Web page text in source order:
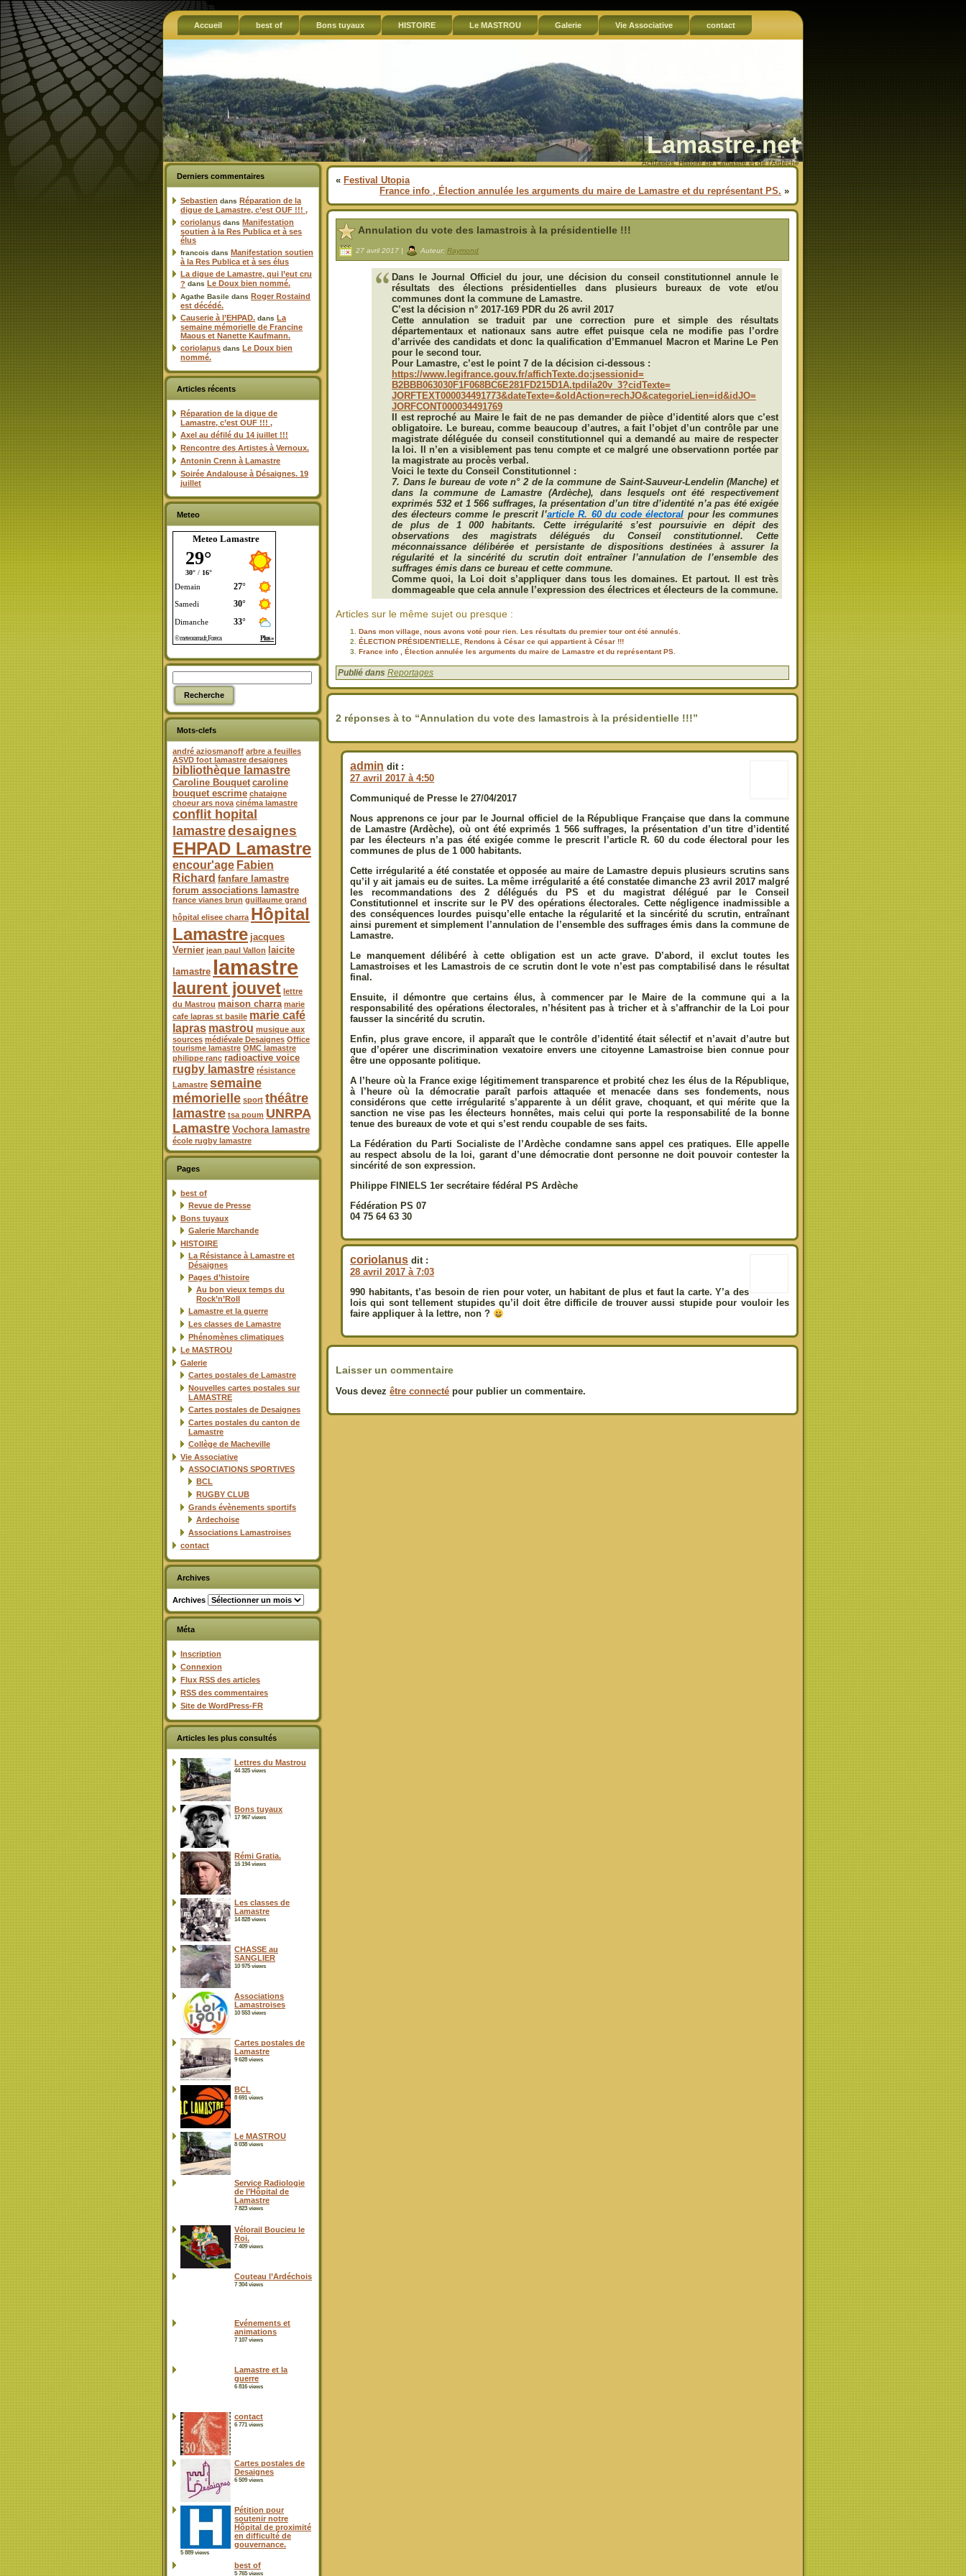
Accueil best of Bons tuyaux HISTOIRE Le MASTROU Galerie Vie Associative contact
Lamastre.net
Actualités, Histoire de Lamastre et de l'Ardèche
Derniers commentaires
Sebastien dans Réparation de la
digue de Lamastre, c’est OUF !!! ,
coriolanus dans Manifestation
soutien à la Res Publica et à ses
élus
francois dans Manifestation soutien
à la Res Publica et à ses élus
La digue de Lamastre, qui l’eut cru
? dans Le Doux bien nommé.
Agathe Basile dans Roger Rostaind
est décédé.
Causerie à l’EHPAD. dans La
semaine mémorielle de Francine
Maous et Nanette Kaufmann.
coriolanus dans Le Doux bien
nommé.
Articles récents
Réparation de la digue de
Lamastre, c’est OUF !!! ,
Axel au défilé du 14 juillet !!!
Rencontre des Artistes à Vernoux.
Antonin Crenn à Lamastre
Soirée Andalouse à Désaignes. 19
juillet
Meteo
Meteo Lamastre
Mots-clefs
andré aziosmanoff arbre a feuilles
ASVD foot lamastre desaignes
bibliothèque lamastre
Caroline Bouquet caroline
bouquet escrime chataigne
choeur ars nova cinéma lamastre
conflit hopital
lamastredesaignes
EHPAD Lamastre
encour'age Fabien
Richard fanfare lamastre
forum associations lamastre
france vianes brun guillaume grand
hôpital elisee charra Hôpital
Lamastre jacques
Vernier jean paul Vallon
laicite
lamastre lamastre
laurent jouvet lettre
du Mastrou maison charra marie
cafe lapras st basile marie café
lapras mastrou musique aux
sources médiévale Desaignes Office
tourisme lamastre OMC lamastre
philippe ranc radioactive voice
rugby lamastre résistance
Lamastre semaine
mémorielle sport théâtre
lamastre tsa poum UNRPA
Lamastre Vochora lamastre
école rugby lamastre
Pages
best of
Revue de Presse
Bons tuyaux
Galerie Marchande
HISTOIRE
La Résistance à Lamastre et
Désaignes
Pages d’histoire
Au bon vieux temps du
Rock’n’Roll
Lamastre et la guerre
Les classes de Lamastre
Phénomènes climatiques
Le MASTROU
Galerie
Cartes postales de Lamastre
Nouvelles cartes postales sur
LAMASTRE
Cartes postales de Desaignes
Cartes postales du canton de
Lamastre
Collège de Macheville
Vie Associative
ASSOCIATIONS SPORTIVES
BCL
RUGBY CLUB
Grands évènements sportifs
Ardechoise
Associations Lamastroises
contact
Archives
Archives
Méta
Inscription
Connexion
Flux RSS des articles
RSS des commentaires
Site de WordPress-FR
Articles les plus consultés
Lettres du Mastrou
44 325 views
Bons tuyaux
17 967 views
Rémi Gratia.
16 194 views
Les classes de
Lamastre
14 828 views
CHASSE au
SANGLIER
10 975 views
Associations
Lamastroises
10 553 views
Cartes postales de
Lamastre
9 628 views
BCL
8 691 views
Le MASTROU
8 038 views
Service Radiologie
de l’Hôpital de
Lamastre
7 823 views
Vélorail Boucieu le
Roi.
7 409 views
Couteau l’Ardéchois
7 304 views
Evénements et
animations
7 107 views
Lamastre et la
guerre
6 816 views
contact
6 771 views
Cartes postales de
Desaignes
6 509 views
Pétition pour
soutenir notre
Hôpital de proximité
en difficulté de
gouvernance.
5 889 views
best of
5 765 views
« Festival Utopia
France info , Élection annulée les arguments du maire de Lamastre et du représentant PS. »
Annulation du vote des lamastrois à la présidentielle !!!
27 avril 2017 | Auteur: Raymond
Dans le Journal Officiel du jour, une décision du conseil constitutionnel annule le
résultats des élections présidentielles dans plusieurs bureaux de vote et/ou
communes dont la commune de Lamastre.
C’est la décision n° 2017-169 PDR du 26 avril 2017
Cette annulation se traduit par une correction pure et simple des résultats
départementaux et nationaux sans autre effet puisque cela ne modifie pas l’ordre
d’arrivée des candidats et donc la qualification d’Emmanuel Macron et Marine Le Pen
pour le second tour.
Pour Lamastre, c’est le point 7 de la décision ci-dessous :
https://www.legifrance.gouv.fr/affichTexte.do;jsessionid=
B2BBB063030F1F068BC6E281FD215D1A.tpdila20v_3?cidTexte=
JORFTEXT000034491773&dateTexte=&oldAction=rechJO&categorieLien=id&idJO=
JORFCONT000034491769
Il est reproché au Maire le fait de ne pas demander de pièce d’identité alors que c’est
obligatoire. Le bureau, comme beaucoup d’autres, a fait l’objet d’un contrôle par une
magistrate déléguée du conseil constitutionnel qui a demandé au maire de respecter
la loi. Il n’en a visiblement pas tenu compte et ce malgré une observationn portée par
la magistrate au procès verbal.
Voici le texte du Conseil Constitutionnel :
7. Dans le bureau de vote n° 2 de la commune de Saint-Sauveur-Lendelin (Manche) et
dans la commune de Lamastre (Ardèche), dans lesquels ont été respectivement
exprimés 532 et 1 566 suffrages, la présentation d’un titre d’identité n’a pas été exigée
des électeurs comme le prescrit l’article R. 60 du code électoral pour les communes
de plus de 1 000 habitants. Cette irrégularité s’est poursuivie en dépit des
observations des magistrats délégués du Conseil constitutionnel. Cette
méconnaissance délibérée et persistante de dispositions destinées à assurer la
régularité et la sincérité du scrutin doit entraîner l’annulation de l’ensemble des
suffrages émis dans ce bureau et cette commune.
Comme quoi, la Loi doit s’appliquer dans tous les domaines. Et partout. Il est très
dommageable que cela annule l’expression des électrices et électeurs de la commune.
Articles sur le même sujet ou presque :
Dans mon village, nous avons voté pour rien. Les résultats du premier tour ont été annulés.
ÉLECTION PRÉSIDENTIELLE, Rendons à César ce qui appartient à César !!!
France info , Élection annulée les arguments du maire de Lamastre et du représentant PS.
Publié dans Reportages
2 réponses à to “Annulation du vote des lamastrois à la présidentielle !!!”
admin dit :
27 avril 2017 à 4:50
Communiqué de Presse le 27/04/2017
Nous apprenons ce jour par le Journal officiel de la République Française que dans la commune
de Lamastre (Ardèche), où ont été exprimés 1 566 suffrages, la présentation d’un titre d’identité
par les électeurs n’a pas été exigée comme le prescrit l’article R. 60 du code électoral pour les
communes de plus de 1 000 habitants.
Cette irrégularité a été constatée et opposée au maire de Lamastre depuis plusieurs scrutins sans
qu’il y ait jamais eu de suites. La même irrégularité a été constatée dimanche 23 avril 2017 malgré
les recommandations des 2 délégués du PS et du magistrat délégué par le Conseil
Constitutionnel et inscrite sur le PV des opérations électorales. Cette négligence inadmissible a
des conséquences lourdes puisqu’elle entache la régularité et la sincérité du scrutin, entraînant
ainsi purement et simplement l’annulation de l’ensemble des suffrages émis dans la commune de
Lamastre.
Le manquement délibéré à cette obligation est un acte grave. D’abord, il exclut toutes les
Lamastroises et les Lamastrois de ce scrutin dont le vote n’est pas comptabilisé dans le résultat
final.
Ensuite, il démontre que certains élus, à commencer par le Maire de la commune qui a la
responsabilité des opérations électorales, n’hésitent pas à tricher et à s’affranchir de la Loi pour
fausser la sincérité du scrutin.
Enfin, plus grave encore, il apparaît que le contrôle d’identité était sélectif et n’avait d’autre but
que d’opérer une discrimination vexatoire envers une citoyenne Lamastroise bien connue pour
être une opposante politique.
A l’heure où la France exige légitimement transparence et probité chez les élus de la République,
à l’heure où la démocratie paraît parfois attaquée et menacée dans ses fondements, nous
considérons que cette irrégularité s’apparente à un délit grave, choquant, et qui mérite que la
sanction ne vise pas les électeurs honnêtes, mais celui qui porte la responsabilité de la bonne
tenue des bureaux de vote et qui s’est rendu coupable de ses faits.
La Fédération du Parti Socialiste de l’Ardèche condamne sans appel ces pratiques. Elle appelle
au respect absolu de la loi, garant d’une démocratie dont personne ne doit pouvoir contester la
sincérité de son expression.
Philippe FINIELS 1er secrétaire fédéral PS Ardèche
Fédération PS 07
04 75 64 63 30
coriolanus dit :
28 avril 2017 à 7:03
990 habitants, t’as besoin de rien pour voter, un habitant de plus et faut la carte. Y’a des
lois qui sont tellement stupides qu’il doit être difficile de trouver aussi stupide pour vouloir les
faire appliquer à la lettre, non ?
Laisser un commentaire
Vous devez être connecté pour publier un commentaire.